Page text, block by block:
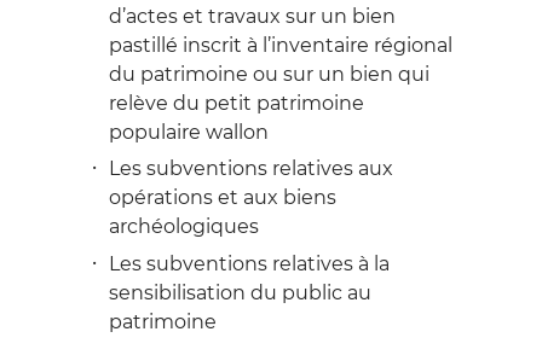
d’actes et travaux sur un bien
pastillé inscrit à l’inventaire régional
du patrimoine ou sur un bien qui
relève du petit patrimoine
populaire wallon
Les subventions relatives aux
opérations et aux biens
archéologiques
Les subventions relatives à la
sensibilisation du public au
patrimoine